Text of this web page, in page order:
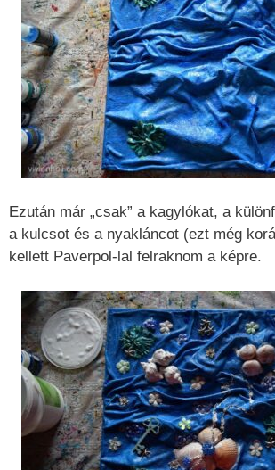
Ezután már „csak” a kagylókat, a
a kulcsot és a nyakláncot (ezt még
kellett Paverpol-lal felraknom a képre.